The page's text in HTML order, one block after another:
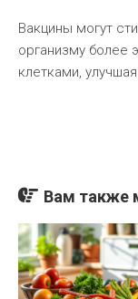
Вакцины могут
организму более
клетками,
Вам также